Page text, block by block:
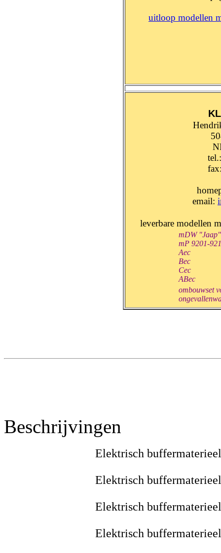
uitloop modellen
email:
leverbare modellen
mDW "Jaap"
mP 9201-
Aec
Bec
Cec
ABec
ombouwset
Beschrijvingen
Elektrisch
Elektrisch
Elektrisch
Elektrisch